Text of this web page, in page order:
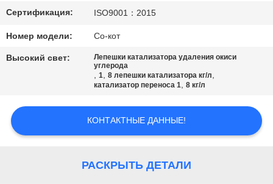
НОВОСТИ
СЛУЧАИ
КАРТА
САЙТА
Сертификация: ISO9001：2015
Номер модели: Со-кот
Высокий свет:
Лепешки катализатора удаления окиси
углерода
,1,8 лепешки катализатора кг/л,
катализатор переноса 1,8 кг/л
КОНТАКТНЫЕ ДАННЫЕ!
РАСКРЫТЬ ДЕТАЛИ